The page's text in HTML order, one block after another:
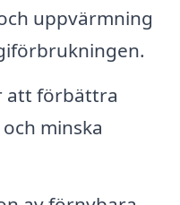
uppvärmning
att förbättra
minska